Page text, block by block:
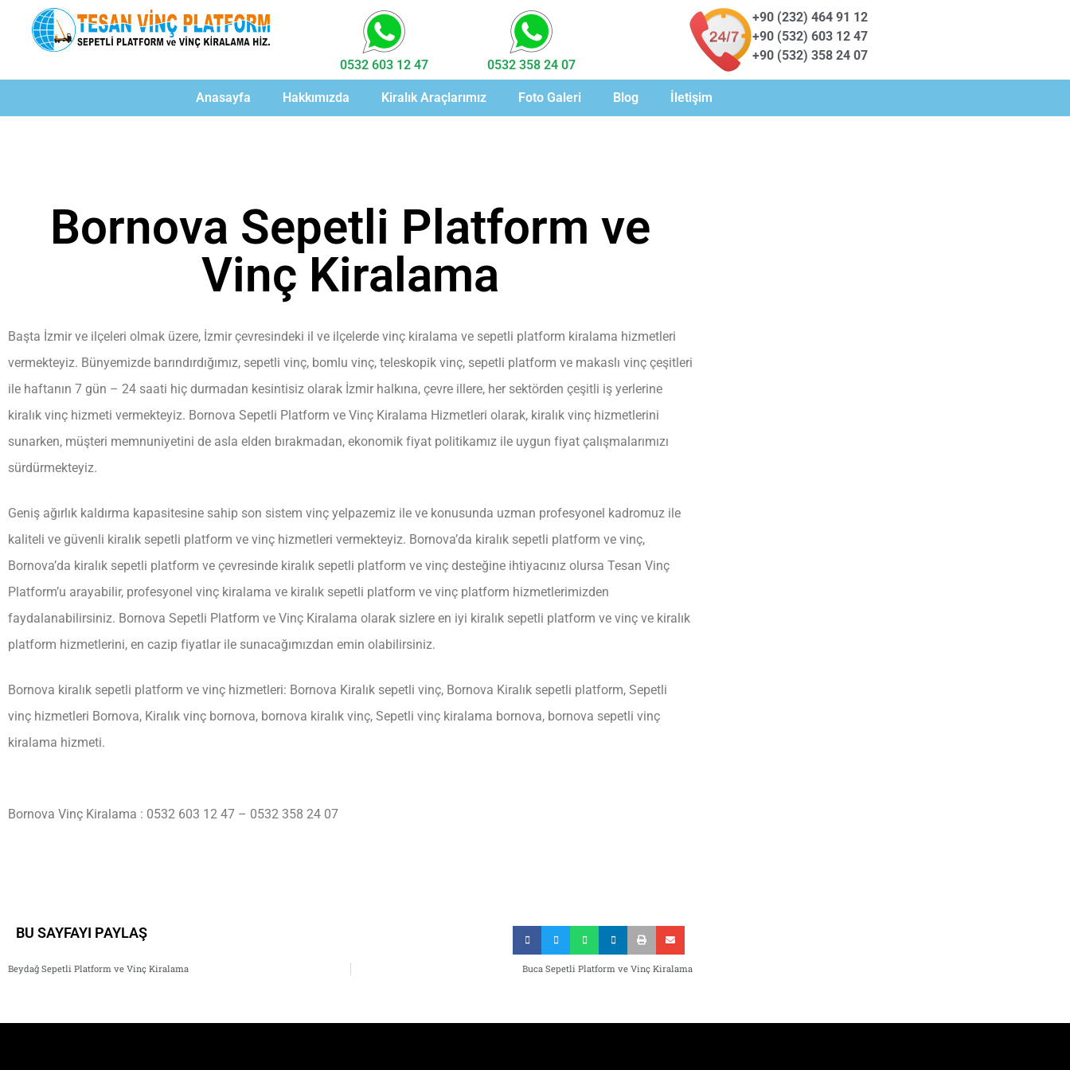
0532 603 12 47 0532 358 24 07
+90 (232) 464 91 12
+90 (532) 603 12 47
+90 (532) 358 24 07
Anasayfa Hakkımızda Kiralık Araçlarımız Foto Galeri Blog İletişim
Bornova Sepetli Platform ve
Vinç Kiralama
Başta İzmir ve ilçeleri olmak üzere, İzmir çevresindeki il ve ilçelerde vinç kiralama ve sepetli platform kiralama hizmetleri
vermekteyiz. Bünyemizde barındırdığımız, sepetli vinç, bomlu vinç, teleskopik vinç, sepetli platform ve makaslı vinç çeşitleri
ile haftanın 7 gün – 24 saati hiç durmadan kesintisiz olarak İzmir halkına, çevre illere, her sektörden çeşitli iş yerlerine
kiralık vinç hizmeti vermekteyiz. Bornova Sepetli Platform ve Vinç Kiralama Hizmetleri olarak, kiralık vinç hizmetlerini
sunarken, müşteri memnuniyetini de asla elden bırakmadan, ekonomik fiyat politikamız ile uygun fiyat çalışmalarımızı
sürdürmekteyiz.
Geniş ağırlık kaldırma kapasitesine sahip son sistem vinç yelpazemiz ile ve konusunda uzman profesyonel kadromuz ile
kaliteli ve güvenli kiralık sepetli platform ve vinç hizmetleri vermekteyiz. Bornova’da kiralık sepetli platform ve vinç,
Bornova’da kiralık sepetli platform ve çevresinde kiralık sepetli platform ve vinç desteğine ihtiyacınız olursa Tesan Vinç
Platform’u arayabilir, profesyonel vinç kiralama ve kiralık sepetli platform ve vinç platform hizmetlerimizden
faydalanabilirsiniz. Bornova Sepetli Platform ve Vinç Kiralama olarak sizlere en iyi kiralık sepetli platform ve vinç ve kiralık
platform hizmetlerini, en cazip fiyatlar ile sunacağımızdan emin olabilirsiniz.
Bornova kiralık sepetli platform ve vinç hizmetleri: Bornova Kiralık sepetli vinç, Bornova Kiralık sepetli platform, Sepetli
vinç hizmetleri Bornova, Kiralık vinç bornova, bornova kiralık vinç, Sepetli vinç kiralama bornova, bornova sepetli vinç
kiralama hizmeti.
Bornova Vinç Kiralama : 0532 603 12 47 – 0532 358 24 07
BU SAYFAYI PAYLAŞ
Beydağ Sepetli Platform ve Vinç Kiralama Buca Sepetli Platform ve Vinç Kiralama